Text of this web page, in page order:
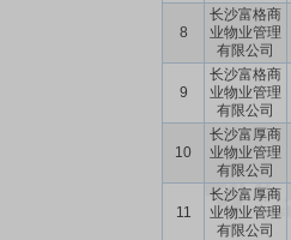
8
长沙富格商
业物业管理
有限公司
9
长沙富格商
业物业管理
有限公司
10
长沙富厚商
业物业管理
有限公司
11
长沙富厚商
业物业管理
有限公司